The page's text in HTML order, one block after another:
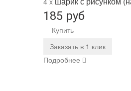
185 руб
Купить
Заказать в 1 клик
Подробнее